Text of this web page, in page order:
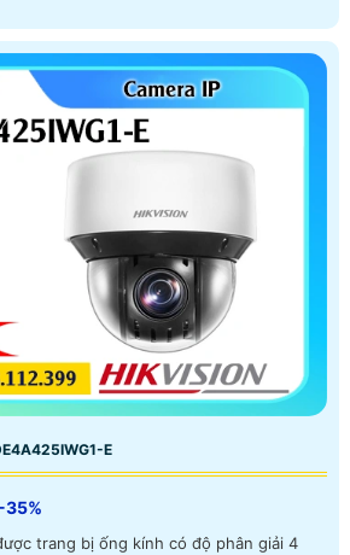
E
35%
trang bị ống kính có độ phân giải 4